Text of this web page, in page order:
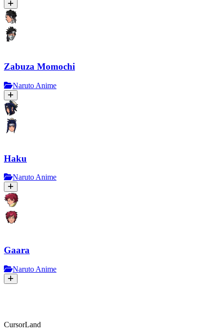
Zabuza Momochi
Naruto Anime
Haku
Naruto Anime
Gaara
Naruto Anime
CursorLand